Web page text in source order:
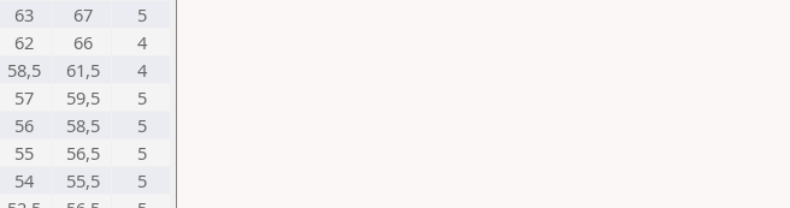
63 67
5
62 66
4
58,5 61,5
4
57 59,5
5
56 58,5
5
55 56,5
5
54 55,5
5